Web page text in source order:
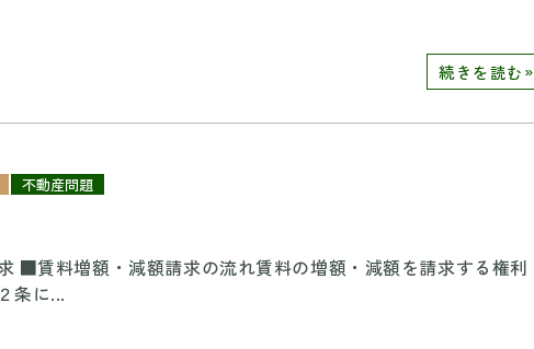
続きを読む»
不動産問題
■賃料増額・減額請求の流れ賃料の増額・減額を請求する権利
条に...